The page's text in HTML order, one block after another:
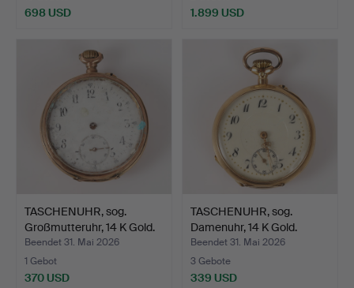
698 USD 1.899 USD
TASCHENUHR, sog.
Großmutteruhr, 14 K Gold.
Beendet 31. Mai 2026
1 Gebot
370 USD
TASCHENUHR, sog.
Damenuhr, 14 K Gold.
Beendet 31. Mai 2026
3 Gebote
339 USD